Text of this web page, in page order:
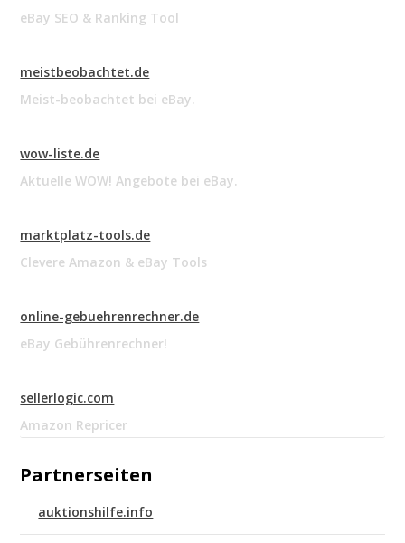
eBay SEO & Ranking Tool
meistbeobachtet.de
Meist-beobachtet bei eBay.
wow-liste.de
Aktuelle WOW! Angebote bei eBay.
marktplatz-tools.de
Clevere Amazon & eBay Tools
online-gebuehrenrechner.de
eBay Gebührenrechner!
sellerlogic.com
Amazon Repricer
Partnerseiten
auktionshilfe.info